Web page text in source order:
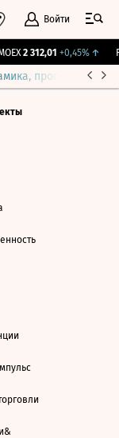
Войти
2 312,01 +0,45%↑
прогнозы